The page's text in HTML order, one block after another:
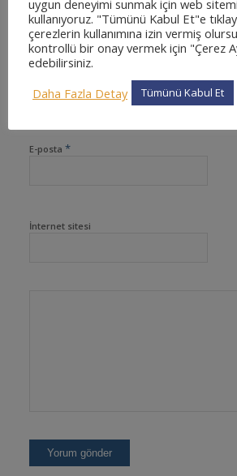
Want to join the discussion?
Feel free to contribute!
Ad*
E-posta *
İnternet sitesi
uygun deneyimi sunmak için web
kullanıyoruz. "Tümünü Kabul Et"e
çerezlerin kullanımına izin vermiş
kontrollü bir onay vermek için "Çerez
edebilirsiniz.
Daha Fazla Detay
Tümünü Kabul Et